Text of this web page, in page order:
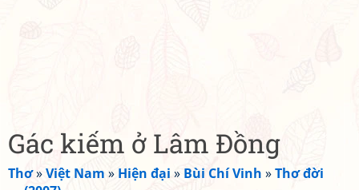
Gác kiếm ở Lâm Đồng
Thơ»Việt Nam » Hiện đại » Bùi Chí Vinh »Thơ đời